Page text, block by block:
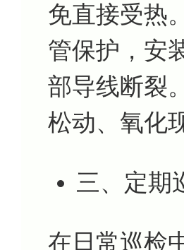
免直接受热
管保护，安
部导线断裂
松动、氧化
三、定期
在日常巡检